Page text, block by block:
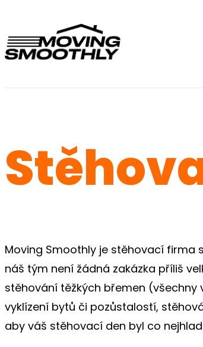
Moving Smoothly je stěhovací firma
náš tým není žádná zakázka příliš
stěhování těžkých břemen
vyklízení bytů či pozůstalostí,
aby váš stěhovací den byl co